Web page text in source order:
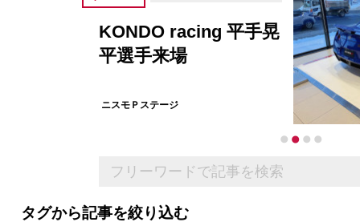
インスタ始めました
タグから記事を絞り込む